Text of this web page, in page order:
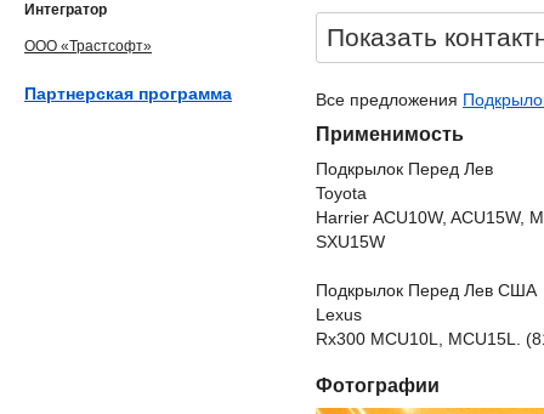
Показать
Все предложения
Применимость
Подкрылок Перед Лев
Toyota
Harrier ACU10W, ACU15W,
SXU15W
Подкрылок Перед Лев США
Lexus
Rx300 MCU10L, MCU15L.
Фотографии
Интегратор
ООО «Трастсофт»
Партнерская программа